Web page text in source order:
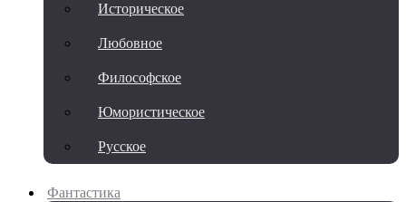
Историческое
Любовное
Философское
Юмористическое
Русское
Фантастика